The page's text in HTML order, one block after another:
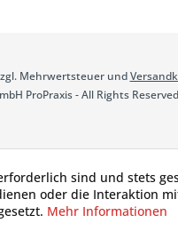
Mehrwertsteuer und
ProPraxis - All Rights
sind und stets
oder die Interaktion
Mehr Informationen